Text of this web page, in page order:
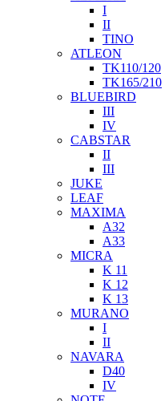
I
II
TINO
ATLEON
TK110/120
TK165/210
BLUEBIRD
III
IV
CABSTAR
II
III
JUKE
LEAF
MAXIMA
A32
A33
MICRA
K 11
K 12
K 13
MURANO
I
II
NAVARA
D40
IV